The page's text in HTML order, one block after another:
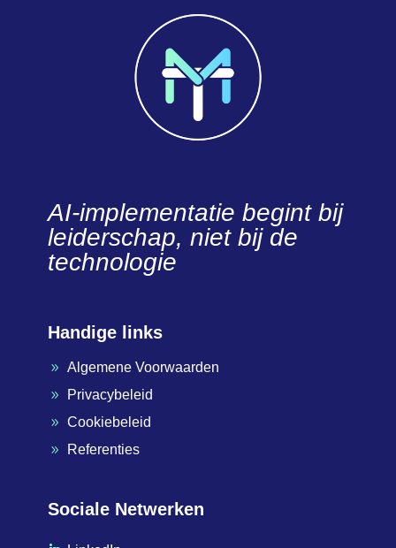
AI-implementatie begint bij
leiderschap, niet bij de
technologie
Handige links
9 Algemene Voorwaarden
9 Privacybeleid
9 Cookiebeleid
9 Referenties
Sociale Netwerken